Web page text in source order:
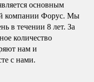
основным
компании Форус. Мы
в течении 8 лет. За
количество
нам и
с нами.